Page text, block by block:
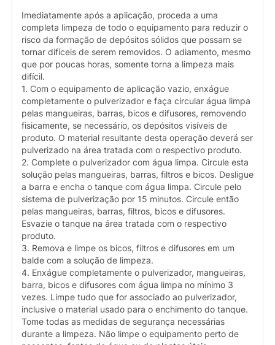
Imediatamente após a aplicação, proceda a uma
completa limpeza de todo o equipamento para reduzir o
risco da formação de depósitos sólidos que possam se
tornar difíceis de serem removidos. O adiamento, mesmo
que por poucas horas, somente torna a limpeza mais
difícil.
1. Com o equipamento de aplicação vazio, enxágue
completamente o pulverizador e faça circular água limpa
pelas mangueiras, barras, bicos e difusores, removendo
fisicamente, se necessário, os depósitos visíveis de
produto. O material resultante desta operação deverá ser
pulverizado na área tratada com o respectivo produto.
2. Complete o pulverizador com água limpa. Circule esta
solução pelas mangueiras, barras, filtros e bicos. Desligue
a barra e encha o tanque com água limpa. Circule pelo
sistema de pulverização por 15 minutos. Circule então
pelas mangueiras, barras, filtros, bicos e difusores.
Esvazie o tanque na área tratada com o respectivo
produto.
3. Remova e limpe os bicos, filtros e difusores em um
balde com a solução de limpeza.
4. Enxágue completamente o pulverizador, mangueiras,
barra, bicos e difusores com água limpa no mínimo 3
vezes. Limpe tudo que for associado ao pulverizador,
inclusive o material usado para o enchimento do tanque.
Tome todas as medidas de segurança necessárias
durante a limpeza. Não limpe o equipamento perto de